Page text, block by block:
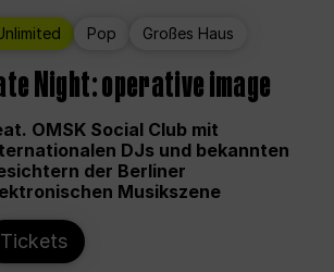
Pop Großes Haus
Night: operative image
OMSK Social Club mit
DJs und bekannten
der Berliner
Musikszene
Tickets